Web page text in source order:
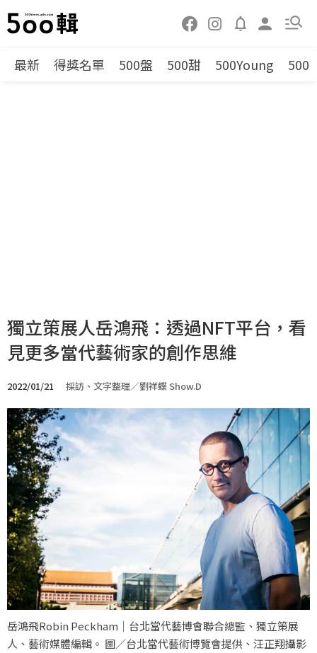
最新 得獎名單 500盤 500甜 500Young 500
獨立策展人岳鴻飛：透過NFT平台，看
見更多當代藝術家的創作思維
2022/01/21 採訪、文字整理／劉祥蝶 Show.D
岳鴻飛Robin Peckham｜台北當代藝博會聯合總監、獨立策展
人、藝術媒體編輯。 圖／台北當代藝術博覽會提供、汪正翔攝影